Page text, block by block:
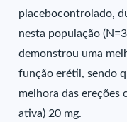
placebocontrolado,
nesta população
demonstrou uma
função erétil, sendo
melhora das ereções
ativa) 20 mg.